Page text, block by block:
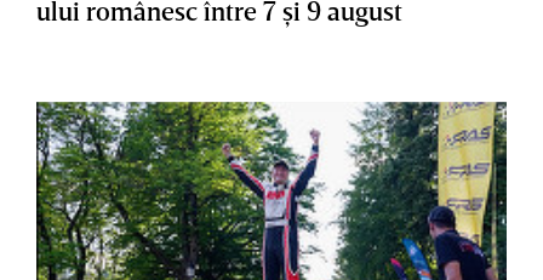
ului românesc între 7 şi 9 august